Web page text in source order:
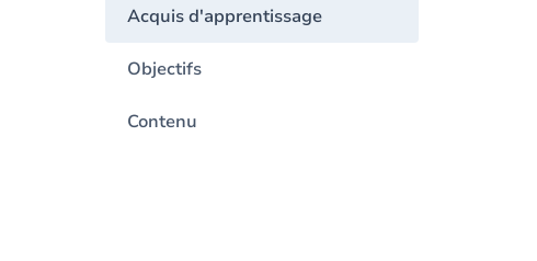
Acquis d'apprentissage
Objectifs
Contenu